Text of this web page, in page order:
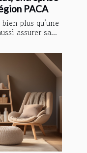
PACA
plus qu’une
assurer sa...